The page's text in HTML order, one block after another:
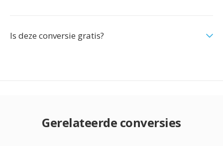
Is deze conversie gratis?
Gerelateerde conversies